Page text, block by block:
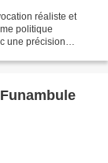
réaliste et
politique
une précision